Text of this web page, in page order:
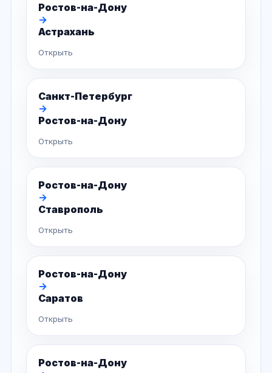
Ростов-на-Дону
→
Астрахань
Открыть
Санкт-Петербург
→
Ростов-на-Дону
Открыть
Ростов-на-Дону
→
Ставрополь
Открыть
Ростов-на-Дону
→
Саратов
Открыть
Ростов-на-Дону